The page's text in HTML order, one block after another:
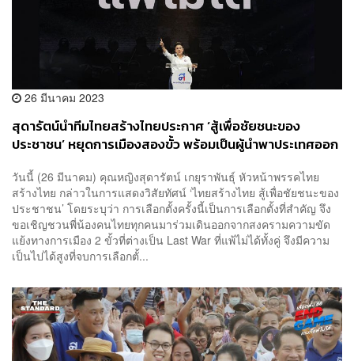
26 มีนาคม 2023
สุดารัตน์นำทีมไทยสร้างไทยประกาศ ‘สู้เพื่อชัยชนะของ
ประชาชน’ หยุดการเมืองสองขั้ว พร้อมเป็นผู้นำพาประเทศออก
วันนี้ (26 มีนาคม) คุณหญิงสุดารัตน์ เกยุราพันธุ์ หัวหน้าพรรคไทย
สร้างไทย กล่าวในการแสดงวิสัยทัศน์ ‘ไทยสร้างไทย สู้เพื่อชัยชนะของ
ประชาชน’ โดยระบุว่า การเลือกตั้งครั้งนี้เป็นการเลือกตั้งที่สำคัญ จึง
ขอเชิญชวนพี่น้องคนไทยทุกคนมาร่วมเดินออกจากสงครามความขัด
แย้งทางการเมือง 2 ขั้วที่ต่างเป็น Last War ที่แพ้ไม่ได้ทั้งคู่ จึงมีความ
เป็นไปได้สูงที่จบการเลือกตั้...